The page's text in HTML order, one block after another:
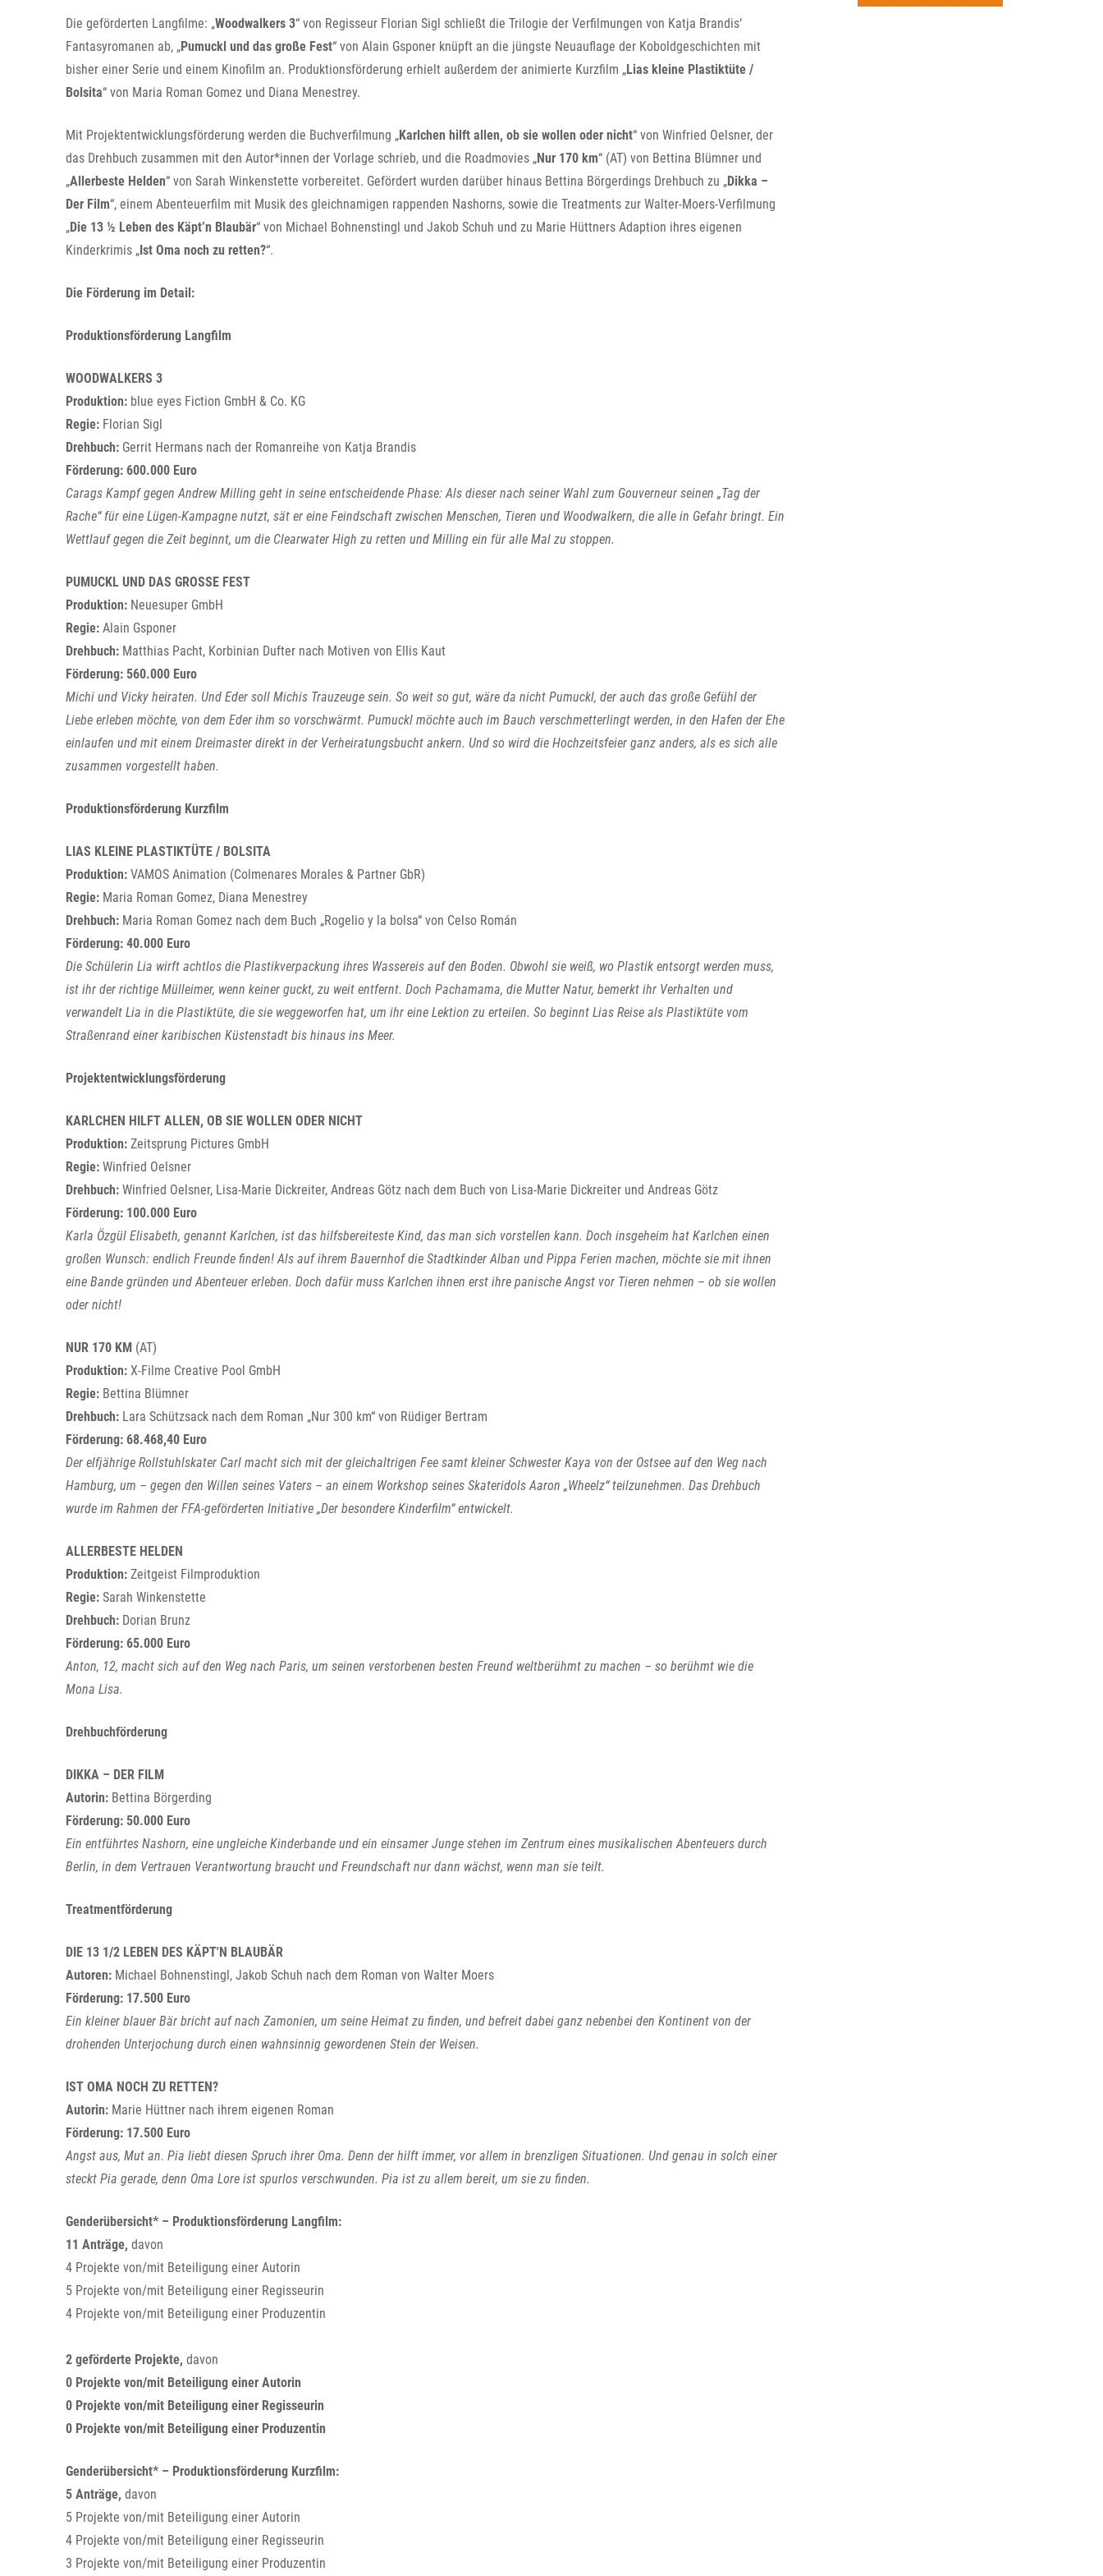
Die geförderten Langfilme: „Woodwalkers 3“ von Regisseur Florian Sigl schließt die Trilogie der Verfilmungen von Katja Brandis‘
Fantasyromanen ab, „Pumuckl und das große Fest“ von Alain Gsponer knüpft an die jüngste Neuauflage der Koboldgeschichten mit
bisher einer Serie und einem Kinofilm an. Produktionsförderung erhielt außerdem der animierte Kurzfilm „Lias kleine Plastiktüte /
Bolsita“ von Maria Roman Gomez und Diana Menestrey.
Mit Projektentwicklungsförderung werden die Buchverfilmung „Karlchen hilft allen, ob sie wollen oder nicht“ von Winfried Oelsner, der
das Drehbuch zusammen mit den Autor*innen der Vorlage schrieb, und die Roadmovies „Nur 170 km“ (AT) von Bettina Blümner und
„Allerbeste Helden“ von Sarah Winkenstette vorbereitet. Gefördert wurden darüber hinaus Bettina Börgerdings Drehbuch zu „Dikka –
Der Film“, einem Abenteuerfilm mit Musik des gleichnamigen rappenden Nashorns, sowie die Treatments zur Walter-Moers-Verfilmung
„Die 13 ½ Leben des Käpt’n Blaubär“ von Michael Bohnenstingl und Jakob Schuh und zu Marie Hüttners Adaption ihres eigenen
Kinderkrimis „Ist Oma noch zu retten?“.
Die Förderung im Detail:
Produktionsförderung Langfilm
WOODWALKERS 3
Produktion: blue eyes Fiction GmbH & Co. KG
Regie: Florian Sigl
Drehbuch: Gerrit Hermans nach der Romanreihe von Katja Brandis
Förderung: 600.000 Euro
Carags Kampf gegen Andrew Milling geht in seine entscheidende Phase: Als dieser nach seiner Wahl zum Gouverneur seinen „Tag der
Rache“ für eine Lügen-Kampagne nutzt, sät er eine Feindschaft zwischen Menschen, Tieren und Woodwalkern, die alle in Gefahr bringt. Ein
Wettlauf gegen die Zeit beginnt, um die Clearwater High zu retten und Milling ein für alle Mal zu stoppen.
PUMUCKL UND DAS GROSSE FEST
Produktion: Neuesuper GmbH
Regie: Alain Gsponer
Drehbuch: Matthias Pacht, Korbinian Dufter nach Motiven von Ellis Kaut
Förderung: 560.000 Euro
Michi und Vicky heiraten. Und Eder soll Michis Trauzeuge sein. So weit so gut, wäre da nicht Pumuckl, der auch das große Gefühl der
Liebe erleben möchte, von dem Eder ihm so vorschwärmt. Pumuckl möchte auch im Bauch verschmetterlingt werden, in den Hafen der Ehe
einlaufen und mit einem Dreimaster direkt in der Verheiratungsbucht ankern. Und so wird die Hochzeitsfeier ganz anders, als es sich alle
zusammen vorgestellt haben.
Produktionsförderung Kurzfilm
LIAS KLEINE PLASTIKTÜTE / BOLSITA
Produktion: VAMOS Animation (Colmenares Morales & Partner GbR)
Regie: Maria Roman Gomez, Diana Menestrey
Drehbuch: Maria Roman Gomez nach dem Buch „Rogelio y la bolsa“ von Celso Román
Förderung: 40.000 Euro
Die Schülerin Lia wirft achtlos die Plastikverpackung ihres Wassereis auf den Boden. Obwohl sie weiß, wo Plastik entsorgt werden muss,
ist ihr der richtige Mülleimer, wenn keiner guckt, zu weit entfernt. Doch Pachamama, die Mutter Natur, bemerkt ihr Verhalten und
verwandelt Lia in die Plastiktüte, die sie weggeworfen hat, um ihr eine Lektion zu erteilen. So beginnt Lias Reise als Plastiktüte vom
Straßenrand einer karibischen Küstenstadt bis hinaus ins Meer.
Projektentwicklungsförderung
KARLCHEN HILFT ALLEN, OB SIE WOLLEN ODER NICHT
Produktion: Zeitsprung Pictures GmbH
Regie: Winfried Oelsner
Drehbuch: Winfried Oelsner, Lisa-Marie Dickreiter, Andreas Götz nach dem Buch von Lisa-Marie Dickreiter und Andreas Götz
Förderung: 100.000 Euro
Karla Özgül Elisabeth, genannt Karlchen, ist das hilfsbereiteste Kind, das man sich vorstellen kann. Doch insgeheim hat Karlchen einen
großen Wunsch: endlich Freunde finden! Als auf ihrem Bauernhof die Stadtkinder Alban und Pippa Ferien machen, möchte sie mit ihnen
eine Bande gründen und Abenteuer erleben. Doch dafür muss Karlchen ihnen erst ihre panische Angst vor Tieren nehmen – ob sie wollen
oder nicht!
NUR 170 KM (AT)
Produktion: X-Filme Creative Pool GmbH
Regie: Bettina Blümner
Drehbuch: Lara Schützsack nach dem Roman „Nur 300 km“ von Rüdiger Bertram
Förderung: 68.468,40 Euro
Der elfjährige Rollstuhlskater Carl macht sich mit der gleichaltrigen Fee samt kleiner Schwester Kaya von der Ostsee auf den Weg nach
Hamburg, um – gegen den Willen seines Vaters – an einem Workshop seines Skateridols Aaron „Wheelz“ teilzunehmen. Das Drehbuch
wurde im Rahmen der FFA-geförderten Initiative „Der besondere Kinderfilm“ entwickelt.
ALLERBESTE HELDEN
Produktion: Zeitgeist Filmproduktion
Regie: Sarah Winkenstette
Drehbuch: Dorian Brunz
Förderung: 65.000 Euro
Anton, 12, macht sich auf den Weg nach Paris, um seinen verstorbenen besten Freund weltberühmt zu machen – so berühmt wie die
Mona Lisa.
Drehbuchförderung
DIKKA – DER FILM
Autorin: Bettina Börgerding
Förderung: 50.000 Euro
Ein entführtes Nashorn, eine ungleiche Kinderbande und ein einsamer Junge stehen im Zentrum eines musikalischen Abenteuers durch
Berlin, in dem Vertrauen Verantwortung braucht und Freundschaft nur dann wächst, wenn man sie teilt.
Treatmentförderung
DIE 13 1/2 LEBEN DES KÄPT'N BLAUBÄR
Autoren: Michael Bohnenstingl, Jakob Schuh nach dem Roman von Walter Moers
Förderung: 17.500 Euro
Ein kleiner blauer Bär bricht auf nach Zamonien, um seine Heimat zu finden, und befreit dabei ganz nebenbei den Kontinent von der
drohenden Unterjochung durch einen wahnsinnig gewordenen Stein der Weisen.
IST OMA NOCH ZU RETTEN?
Autorin: Marie Hüttner nach ihrem eigenen Roman
Förderung: 17.500 Euro
Angst aus, Mut an. Pia liebt diesen Spruch ihrer Oma. Denn der hilft immer, vor allem in brenzligen Situationen. Und genau in solch einer
steckt Pia gerade, denn Oma Lore ist spurlos verschwunden. Pia ist zu allem bereit, um sie zu finden.
Genderübersicht* – Produktionsförderung Langfilm:
11 Anträge, davon
4 Projekte von/mit Beteiligung einer Autorin
5 Projekte von/mit Beteiligung einer Regisseurin
4 Projekte von/mit Beteiligung einer Produzentin
2 geförderte Projekte, davon
0 Projekte von/mit Beteiligung einer Autorin
0 Projekte von/mit Beteiligung einer Regisseurin
0 Projekte von/mit Beteiligung einer Produzentin
Genderübersicht* – Produktionsförderung Kurzfilm:
5 Anträge, davon
5 Projekte von/mit Beteiligung einer Autorin
4 Projekte von/mit Beteiligung einer Regisseurin
3 Projekte von/mit Beteiligung einer Produzentin